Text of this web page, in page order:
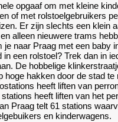
opgaaf om met kleine
of met rolstoelgebruikers
Er zijn slechts een klein
alleen nieuwere trams
je naar Praag met een baby
in een rolstoel? Trek dan in
De hobbelige
hoge hakken door de stad
heeft liften van
heeft liften van het
Praag telt 61 stations
en kinderwagens.